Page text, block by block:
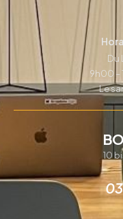
Du
9h00 –
Le
10